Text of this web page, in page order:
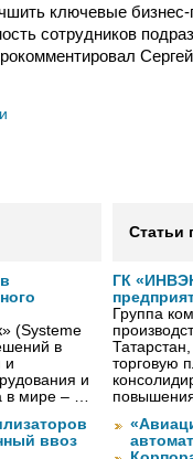
ключевые
сотрудников
(Systeme
в
и
и
в мире – …
ввоз
Статьи
ГК
Группа
торговую